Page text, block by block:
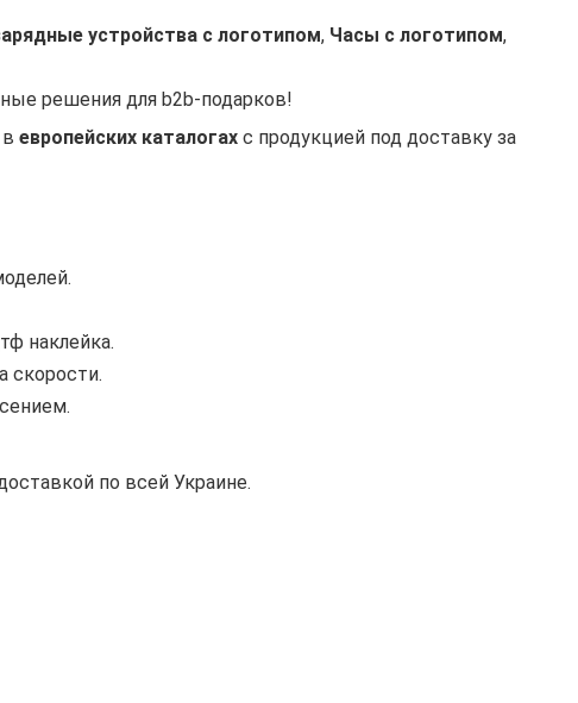
устройства с логотипом, Часы с логотипом,
решения для b2b-подарков!
европейских каталогах с продукцией под доставку за
наклейка.
скорости.
по всей Украине.